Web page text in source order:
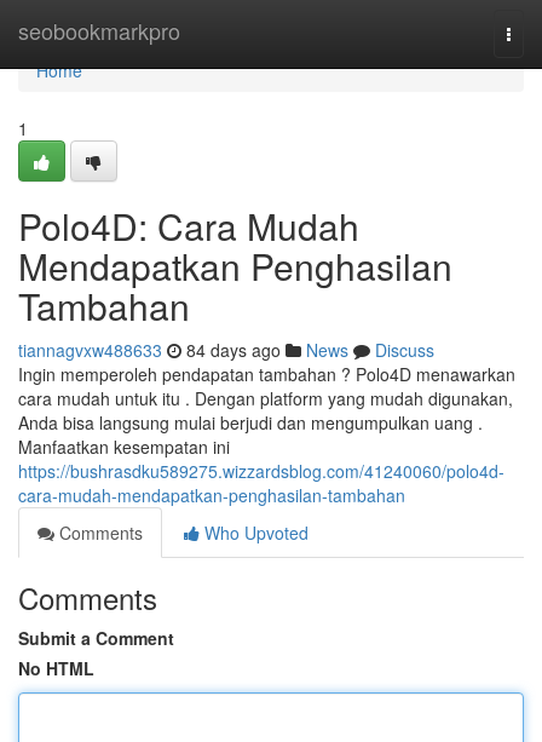
seobookmarkpro
Home
Home
1
Polo4D: Cara Mudah
Mendapatkan Penghasilan
Tambahan
tiannagvxw488633 84 days ago News
Discuss
Ingin memperoleh pendapatan tambahan ? Polo4D menawarkan
cara mudah untuk itu . Dengan platform yang mudah digunakan,
Anda bisa langsung mulai berjudi dan mengumpulkan uang .
Manfaatkan kesempatan ini
https://bushrasdku589275.wizzardsblog.com/41240060/polo4d-
cara-mudah-mendapatkan-penghasilan-tambahan
Comments
Who Upvoted
Comments
Submit a Comment
No HTML